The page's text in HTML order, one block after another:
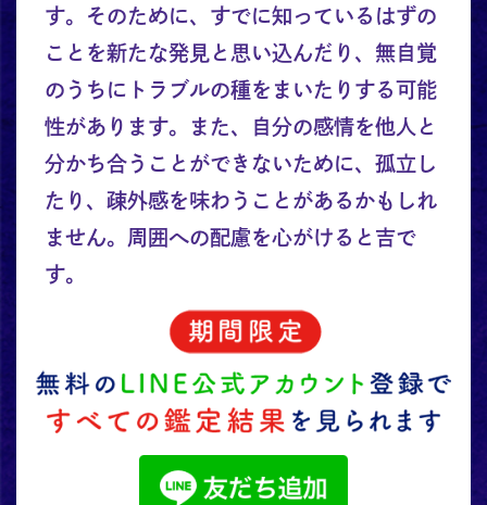
す。そのために、すでに知っているはずの
ことを新たな発見と思い込んだり、無自覚
のうちにトラブルの種をまいたりする可能
性があります。また、自分の感情を他人と
分かち合うことができないために、孤立し
たり、疎外感を味わうことがあるかもしれ
ません。周囲への配慮を心がけると吉で
す。